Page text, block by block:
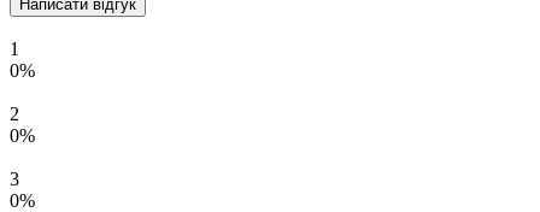
Написати відгук
1
0%
2
0%
3
0%